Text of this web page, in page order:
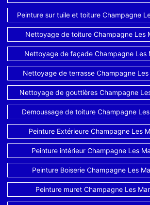
Peinture sur tuile et toiture Champagne
Nettoyage de toiture Champagne Les
Nettoyage de façade Champagne Les
Nettoyage de terrasse Champagne
Nettoyage de gouttières Champagne
Demoussage de toiture Champagne
Peinture Extérieure Champagne Les
Peinture intérieur Champagne Les
Peinture Boiserie Champagne Les
Peinture muret Champagne Les